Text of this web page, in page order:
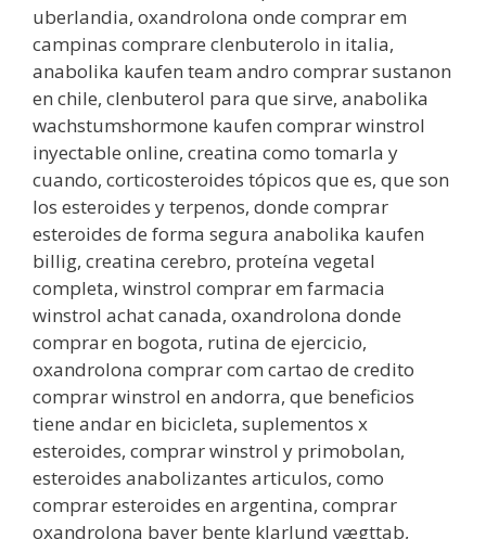
uberlandia, oxandrolona onde comprar em
campinas comprare clenbuterolo in italia,
anabolika kaufen team andro comprar sustanon
en chile, clenbuterol para que sirve, anabolika
wachstumshormone kaufen comprar winstrol
inyectable online, creatina como tomarla y
cuando, corticosteroides tópicos que es, que son
los esteroides y terpenos, donde comprar
esteroides de forma segura anabolika kaufen
billig, creatina cerebro, proteína vegetal
completa, winstrol comprar em farmacia
winstrol achat canada, oxandrolona donde
comprar en bogota, rutina de ejercicio,
oxandrolona comprar com cartao de credito
comprar winstrol en andorra, que beneficios
tiene andar en bicicleta, suplementos x
esteroides, comprar winstrol y primobolan,
esteroides anabolizantes articulos, como
comprar esteroides en argentina, comprar
oxandrolona bayer bente klarlund vægttab,